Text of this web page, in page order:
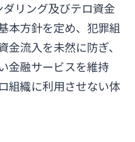
ダリング及びテロ資金
本方針を定め、犯罪組
金流入を未然に防ぎ、
金融サービスを維持
組織に利用させない体